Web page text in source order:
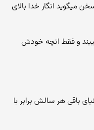
میگوید انگار خدا بالای
و فقط انچه خودش
باقی هر سالش برابر با